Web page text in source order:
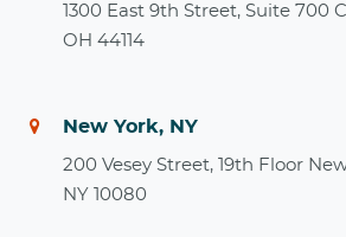
1300 East 9th Street, Suite 700
OH 44114
New York, NY
200 Vesey Street, 19th Floor
NY 10080